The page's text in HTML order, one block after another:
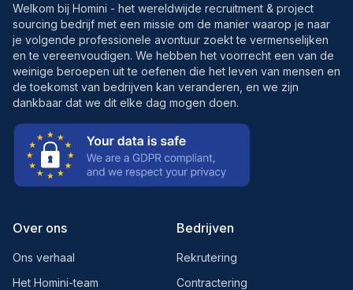
Welkom bij Homini - het wereldwijde recruitment & project
sourcing bedrijf met een missie om de manier waarop je naar
je volgende professionele avontuur zoekt te vermenselijken
en te vereenvoudigen. We hebben het voorrecht een van de
weinige beroepen uit te oefenen die het leven van mensen en
de toekomst van bedrijven kan veranderen, en we zijn
dankbaar dat we dit elke dag mogen doen.
Over ons
Ons verhaal
Het Homini-team
Bedrijven
Rekrutering
Contractering